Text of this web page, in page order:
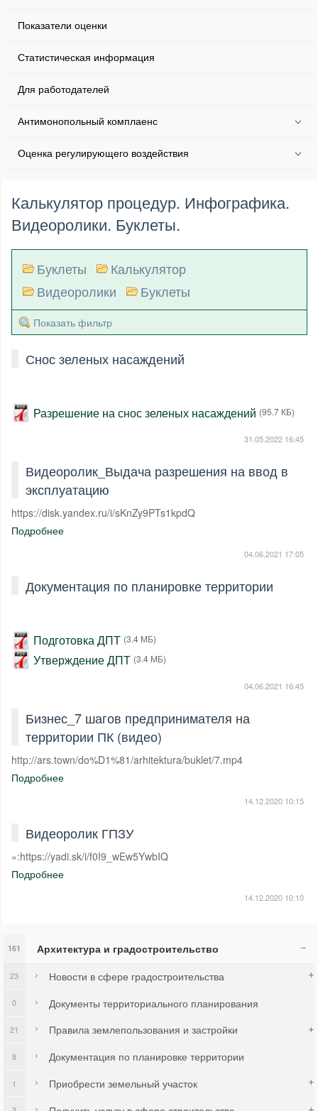
Показатели оценки
Статистическая информация
Для работодателей
Антимонопольный комплаенс
Оценка регулирующего воздействия
Калькулятор процедур. Инфографика.
Видеоролики. Буклеты.
Буклеты
Калькулятор
Видеоролики
Буклеты
Показать фильтр
Снос зеленых насаждений
Разрешение на снос зеленых насаждений (95.7 КБ)
31.05.2022 16:45
Видеоролик_Выдача разрешения на ввод в
эксплуатацию
https://disk.yandex.ru/i/sKnZy9PTs1kpdQ
Подробнее
04.06.2021 17:05
Документация по планировке территории
Подготовка ДПТ (3.4 МБ)
Утверждение ДПТ (3.4 МБ)
04.06.2021 16:45
Бизнес_7 шагов предпринимателя на
территории ПК (видео)
http://ars.town/do%D1%81/arhitektura/buklet/7.mp4
Подробнее
14.12.2020 10:15
Видеоролик ГПЗУ
»:https://yadi.sk/i/f0I9_wEw5YwbIQ
Подробнее
14.12.2020 10:10
Архитектура и градостроительство
161
Новости в сфере градостроительства
23
Документы территориального планирования
0
Правила землепользования и застройки
21
Документация по планировке территории
8
Приобрести земельный участок
1